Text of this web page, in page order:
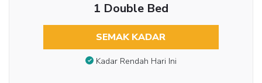
1 Double Bed
SEMAK KADAR
Kadar Rendah Hari Ini